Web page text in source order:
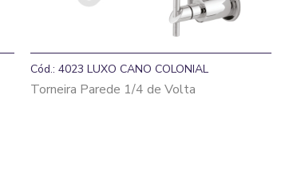
Cód.: 4023 LUXO CANO COLONIAL
Torneira Parede 1/4 de Volta